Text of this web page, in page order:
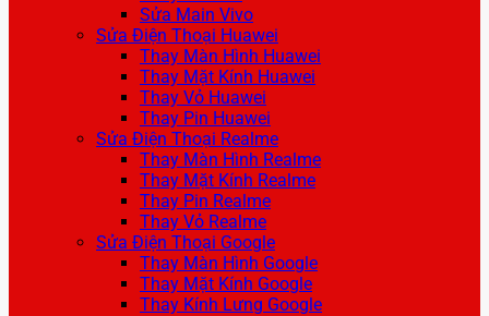
Sửa Main Vivo
Sửa Điện Thoại Huawei
Thay Màn Hình Huawei
Thay Mặt Kính Huawei
Thay Vỏ Huawei
Thay Pin Huawei
Sửa Điện Thoại Realme
Thay Màn Hình Realme
Thay Mặt Kính Realme
Thay Pin Realme
Thay Vỏ Realme
Sửa Điện Thoại Google
Thay Màn Hình Google
Thay Mặt Kính Google
Thay Kính Lưng Google